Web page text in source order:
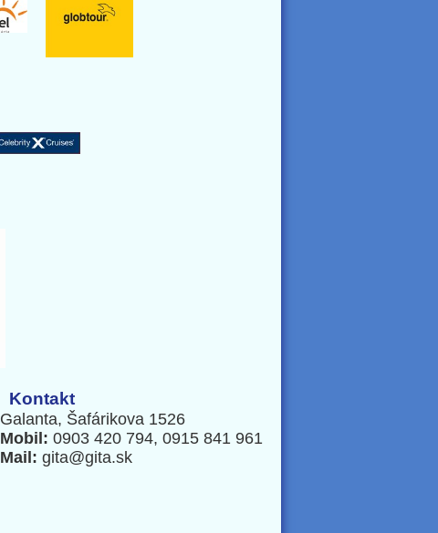
Kontakt
Galanta, Šafárikova 1526
Mobil: 0903 420 794, 0915 841 961
Mail: gita@gita.sk